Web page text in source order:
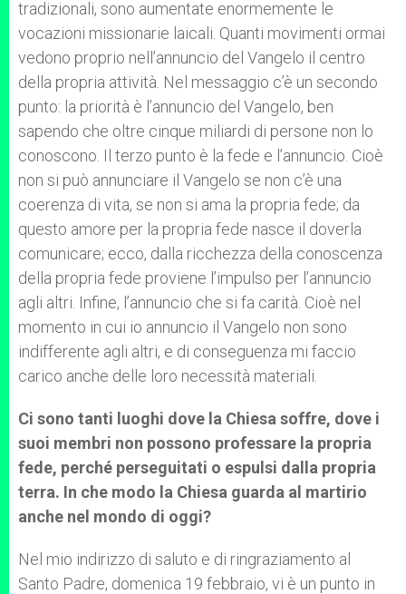
tradizionali, sono aumentate enormemente le
vocazioni missionarie laicali. Quanti movimenti ormai
vedono proprio nell’annuncio del Vangelo il centro
della propria attività. Nel messaggio c’è un secondo
punto: la priorità è l’annuncio del Vangelo, ben
sapendo che oltre cinque miliardi di persone non lo
conoscono. Il terzo punto è la fede e l’annuncio. Cioè
non si può annunciare il Vangelo se non c’è una
coerenza di vita, se non si ama la propria fede; da
questo amore per la propria fede nasce il doverla
comunicare; ecco, dalla ricchezza della conoscenza
della propria fede proviene l’impulso per l’annuncio
agli altri. Infine, l’annuncio che si fa carità. Cioè nel
momento in cui io annuncio il Vangelo non sono
indifferente agli altri, e di conseguenza mi faccio
carico anche delle loro necessità materiali.
Ci sono tanti luoghi dove la Chiesa soffre, dove i
suoi membri non possono professare la propria
fede, perché perseguitati o espulsi dalla propria
terra. In che modo la Chiesa guarda al martirio
anche nel mondo di oggi?
Nel mio indirizzo di saluto e di ringraziamento al
Santo Padre, domenica 19 febbraio, vi è un punto in